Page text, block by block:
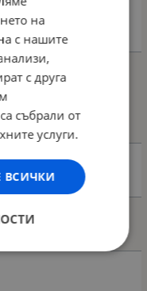
на
с нашите
с друга
събрали от
услуги.
ВСИЧКИ